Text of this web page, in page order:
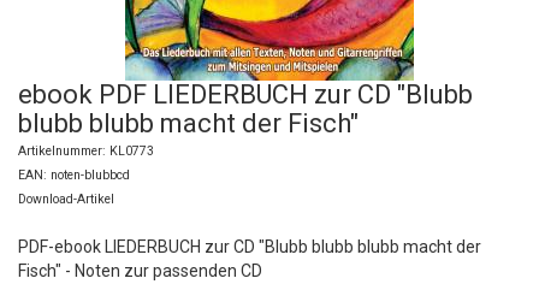
ebook PDF LIEDERBUCH zur CD "Blubb
blubb blubb macht der Fisch"
Artikelnummer: KL0773
EAN: noten-blubbcd
Download-Artikel
PDF-ebook LIEDERBUCH zur CD "Blubb blubb blubb macht der
Fisch" - Noten zur passenden CD